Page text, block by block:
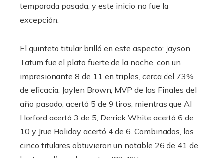
temporada pasada, y este inicio no fue la
excepción.
El quinteto titular brilló en este aspecto: Jayson
Tatum fue el plato fuerte de la noche, con un
impresionante 8 de 11 en triples, cerca del 73%
de eficacia. Jaylen Brown, MVP de las Finales del
año pasado, acertó 5 de 9 tiros, mientras que Al
Horford acertó 3 de 5, Derrick White acertó 6 de
10 y Jrue Holiday acertó 4 de 6. Combinados, los
cinco titulares obtuvieron un notable 26 de 41 de